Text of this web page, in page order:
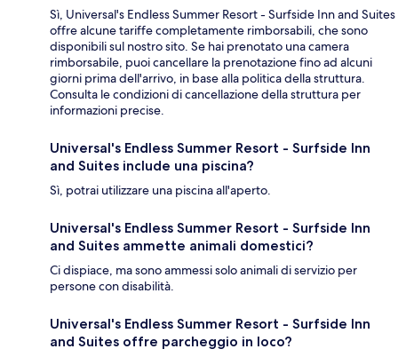
Sì, Universal's Endless Summer Resort - Surfside Inn and Suites
offre alcune tariffe completamente rimborsabili, che sono
disponibili sul nostro sito. Se hai prenotato una camera
rimborsabile, puoi cancellare la prenotazione fino ad alcuni
giorni prima dell'arrivo, in base alla politica della struttura.
Consulta le condizioni di cancellazione della struttura per
informazioni precise.
Universal's Endless Summer Resort - Surfside Inn
and Suites include una piscina?
Sì, potrai utilizzare una piscina all'aperto.
Universal's Endless Summer Resort - Surfside Inn
and Suites ammette animali domestici?
Ci dispiace, ma sono ammessi solo animali di servizio per
persone con disabilità.
Universal's Endless Summer Resort - Surfside Inn
and Suites offre parcheggio in loco?